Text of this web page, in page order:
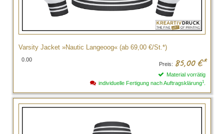
Varsity Jacket »Nautic Langeoog« (ab 69,00 €/St.*)
0.00
Preis: 85,00 €*
Material vorrätig
individuelle Fertigung nach Auftragsklärung1